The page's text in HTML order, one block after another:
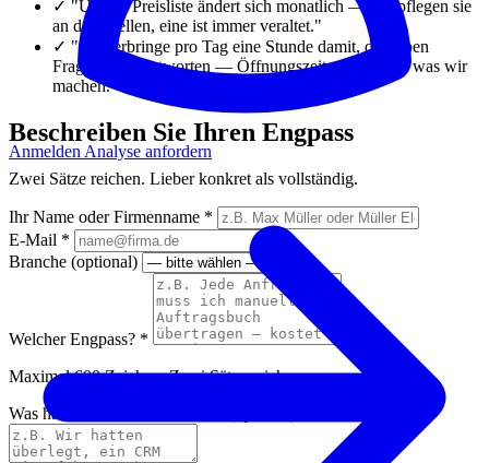
Anmelden Analyse anfordern
✓ "Unsere Preisliste ändert sich monatlich — wir pflegen sie
an drei Stellen, eine ist immer veraltet."
✓ "Ich verbringe pro Tag eine Stunde damit, dieselben
Fragen zu beantworten — Öffnungszeiten, Anfahrt, was wir
machen."
Beschreiben Sie Ihren Engpass
Zwei Sätze reichen. Lieber konkret als vollständig.
Ihr Name oder Firmenname *
E-Mail *
Branche (optional)
Welcher Engpass? *
Maximal 600 Zeichen. Zwei Sätze reichen.
Was haben Sie schon versucht? (optional)